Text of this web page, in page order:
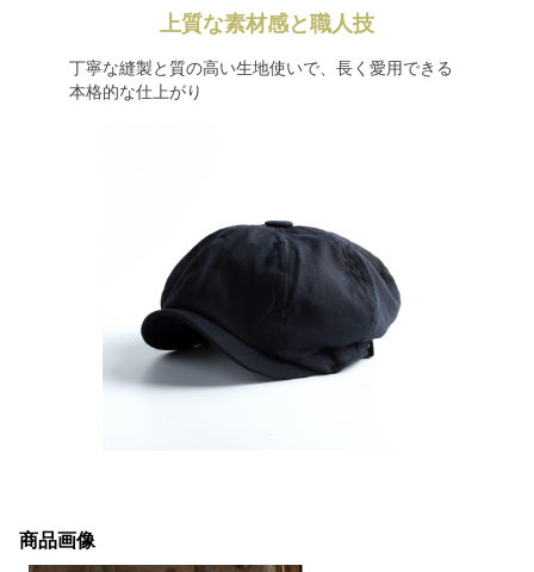
上質な素材感と職人技
丁寧な縫製と質の高い生地使いで、長く愛用できる
本格的な仕上がり
商品画像